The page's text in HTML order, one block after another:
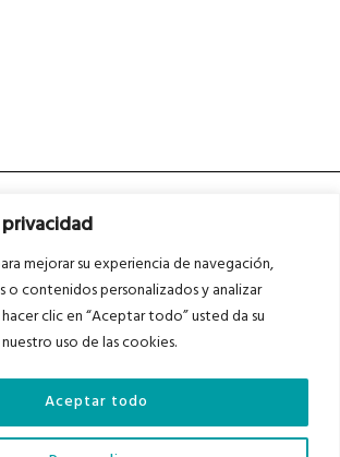
mejorar su experiencia de navegación,
o contenidos personalizados y analizar
clic en “Aceptar todo” usted da su
uso de las cookies.
Aceptar todo
Auditados por